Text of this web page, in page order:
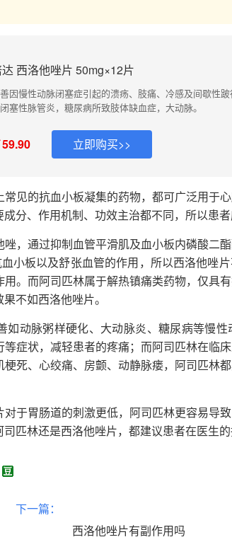
西洛他唑片 50mg×12片
因慢性动脉闭塞症引起的溃疡、肢痛、冷感及间歇性
塞性脉管炎，糖尿病所致肢体缺血症，大动脉。
59.90 立即购买>>
见的抗血小板凝集的药物，都可广泛用于
分、作用机制、功效主治都不同，所以患
，通过抑制血管平滑肌及血小板内磷酸二
小板以及舒张血管的作用，所以西洛他唑
。而阿司匹林属于解热镇痛类药物，仅具
不如西洛他唑片。
如动脉粥样硬化、大动脉炎、糖尿病等慢
症状，减轻患者的疼痛；而阿司匹林在临
死、心绞痛、房颤、动静脉瘘，阿司匹林
于胃肠道的刺激更低，阿司匹林更容易导
匹林还是西洛他唑片，都建议患者在医生的
下一篇：
西洛他唑片有副作用吗